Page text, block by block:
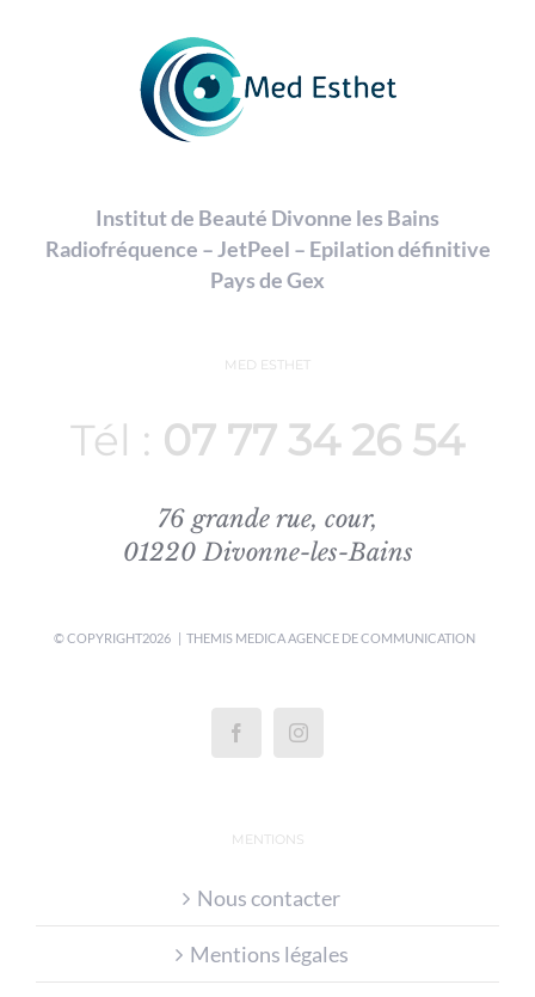
Institut de Beauté Divonne les Bains
Radiofréquence – JetPeel – Epilation définitive
Pays de Gex
MED ESTHET
Tél : 07 77 34 26 54
76 grande rue, cour,
01220 Divonne-les-Bains
© COPYRIGHT2026 | THEMIS MEDICAAGENCE DE COMMUNICATION
MENTIONS
Nous contacter
Mentions légales